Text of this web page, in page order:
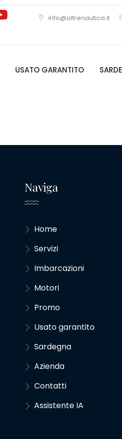
info@oltrenautica.it
USATO GARANTITO
Naviga
Home
Servizi
Imbarcazioni
Motori
Promo
Usato garantito
Sardegna
Azienda
Contatti
Assistente IA